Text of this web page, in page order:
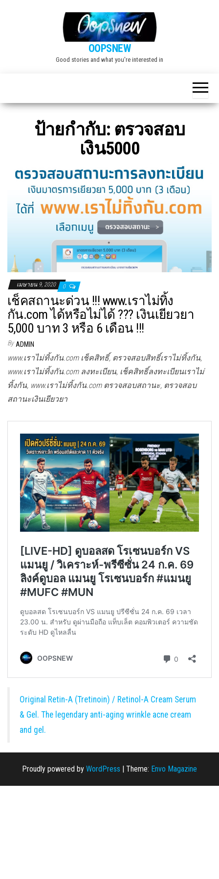
OOPSNEW
Good stories and what you're interested in
ป้ายกำกับ: ตรวจสอบ
เงิน5000
เมษายน 9, 2020 0
เช็คสถานะด่วน !!! www.เราไม่ทิ้ง
กัน.com ได้หรือไม่ได้ ??? เงินเยียวยา
5,000 บาท 3 หรือ 6 เดือน !!!
By ADMIN
www.เราไม่ทิ้งกัน.com เช็คสิทธิ์, ตรวจสอบสิทธิ์เราไม่ทิ้งกัน,
www.เราไม่ทิ้งกัน.com ลงทะเบียน, เช็คสิทธิ์ลงทะเบียนเราไม่
ทิ้งกัน, www.เราไม่ทิ้งกัน.com ตรวจสอบสถานะ, ตรวจสอบ
สถานะเงินเยียวยา
Original Retin-A (Tretinoin) / Retinol-A Cream Serum
& Gel. The legendary anti-aging wrinkle acne cream
and gel.
Proudly powered by WordPress | Theme: Envo Magazine